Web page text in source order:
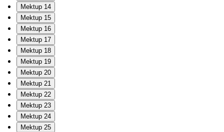
Mektup 14
Mektup 15
Mektup 16
Mektup 17
Mektup 18
Mektup 19
Mektup 20
Mektup 21
Mektup 22
Mektup 23
Mektup 24
Mektup 25